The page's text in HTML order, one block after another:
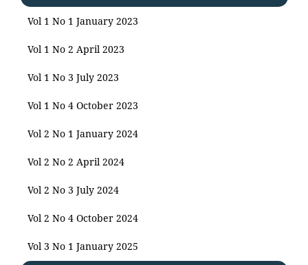
Vol 1 No 1 January 2023
Vol 1 No 2 April 2023
Vol 1 No 3 July 2023
Vol 1 No 4 October 2023
Vol 2 No 1 January 2024
Vol 2 No 2 April 2024
Vol 2 No 3 July 2024
Vol 2 No 4 October 2024
Vol 3 No 1 January 2025